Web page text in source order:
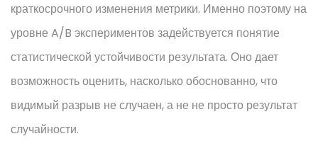
краткосрочного изменения метрики. Именно поэтому на
уровне A/B экспериментов задействуется понятие
статистической устойчивости результата. Оно дает
возможность оценить, насколько обоснованно, что
видимый разрыв не случаен, а не не просто результат
случайности.